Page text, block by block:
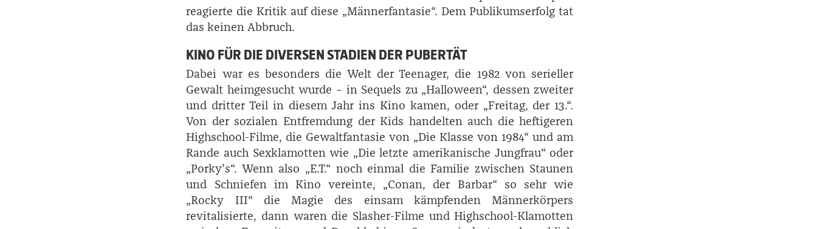
reagierte die Kritik auf diese „Männerfantasie“. Dem Publikumserfolg tat
das keinen Abbruch.
KINO FÜR DIE DIVERSEN STADIEN DER PUBERTÄT
Dabei war es besonders die Welt der Teenager, die 1982 von serieller
Gewalt heimgesucht wurde – in Sequels zu „Halloween“, dessen zweiter
und dritter Teil in diesem Jahr ins Kino kamen, oder „Freitag, der 13.“.
Von der sozialen Entfremdung der Kids handelten auch die heftigeren
Highschool-Filme, die Gewaltfantasie von „Die Klasse von 1984“ und am
Rande auch Sexklamotten wie „Die letzte amerikanische Jungfrau“ oder
„Porky’s“. Wenn also „E.T.“ noch einmal die Familie zwischen Staunen
und Schniefen im Kino vereinte, „Conan, der Barbar“ so sehr wie
„Rocky III“ die Magie des einsam kämpfenden Männerkörpers
revitalisierte, dann waren die Slasher-Filme und Highschool-Klamotten